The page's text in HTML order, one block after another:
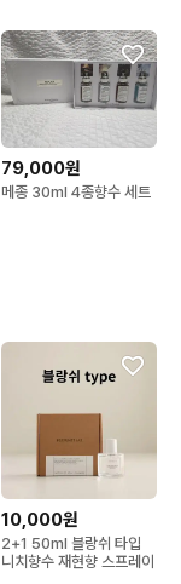
79,000원
메종 30ml 4종향수 세트
10,000원
2+1 50ml 블랑쉬 타입
니치향수 재현향 스프레이